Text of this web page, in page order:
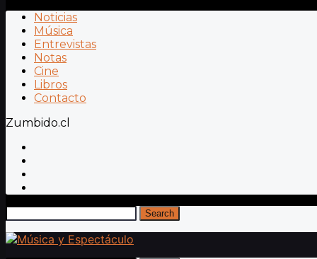
Noticias
Música
Entrevistas
Notas
Cine
Libros
Contacto
Zumbido.cl
Search